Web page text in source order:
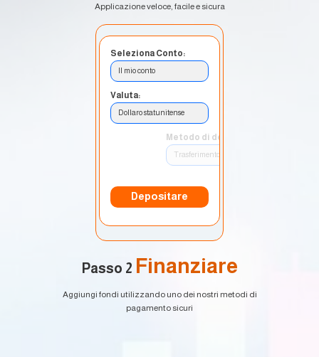
Applicazione veloce, facile e sicura
Seleziona Conto:
Il mio conto
Valuta:
Dollaro statunitense
Metodo di deposito:
Trasferimento bancario
Depositare
Passo 2 Finanziare
Aggiungi fondi utilizzando uno dei nostri metodi di
pagamento sicuri